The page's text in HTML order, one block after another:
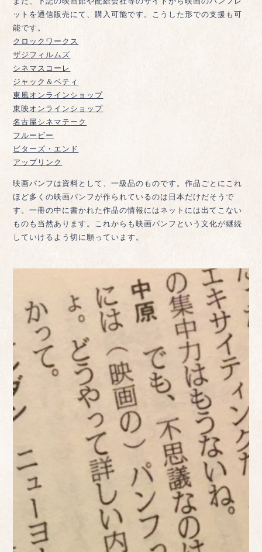
ットを通信販売にて、購入可能です。こうした形での支援も可
能です。
クロックワークス
ザジフィルムズ
シネマスコーレ
ジャック＆ベティ
東風オンラインショップ
東映オンラインショップ
名古屋シネマテーク
フルービー
ビターズ・エンド
アップリンク
映画パンフは資料として、一級品のものです。作品ごとにこれ
ほど多くの映画パンフが作られているのは日本だけだそうで
す。一冊の中に書かれた作品の情報にはネットには出てこない
ものも当然あります。これからも映画パンフという文化が継続
していけるよう切に願っています。